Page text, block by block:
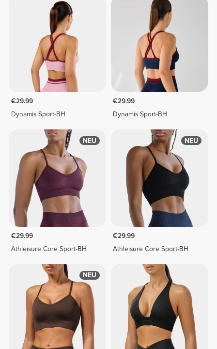
€29.99
Dynamis Sport-BH
€29.99
Dynamis Sport-BH
NEU
€29.99
Athleisure Core Sport-BH
NEU
€29.99
Athleisure Core Sport-BH
NEU